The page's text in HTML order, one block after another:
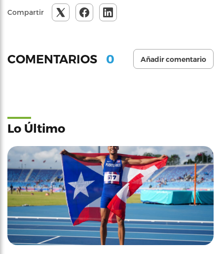
Compartir
COMENTARIOS 0 Añadir comentario
Lo Último